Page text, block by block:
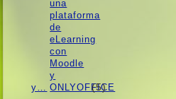
y… (5)